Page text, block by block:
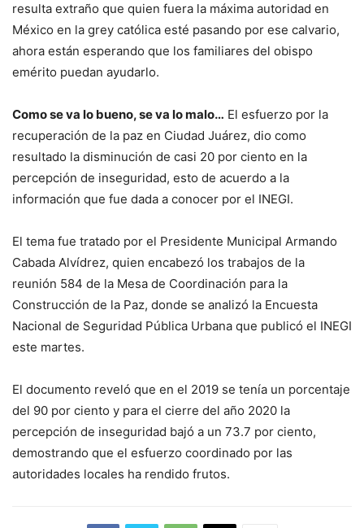
resulta extraño que quien fuera la máxima autoridad en
México en la grey católica esté pasando por ese calvario,
ahora están esperando que los familiares del obispo
emérito puedan ayudarlo.
Como se va lo bueno, se va lo malo… El esfuerzo por la
recuperación de la paz en Ciudad Juárez, dio como
resultado la disminución de casi 20 por ciento en la
percepción de inseguridad, esto de acuerdo a la
información que fue dada a conocer por el INEGI.
El tema fue tratado por el Presidente Municipal Armando
Cabada Alvídrez, quien encabezó los trabajos de la
reunión 584 de la Mesa de Coordinación para la
Construcción de la Paz, donde se analizó la Encuesta
Nacional de Seguridad Pública Urbana que publicó el INEGI
este martes.
El documento reveló que en el 2019 se tenía un porcentaje
del 90 por ciento y para el cierre del año 2020 la
percepción de inseguridad bajó a un 73.7 por ciento,
demostrando que el esfuerzo coordinado por las
autoridades locales ha rendido frutos.